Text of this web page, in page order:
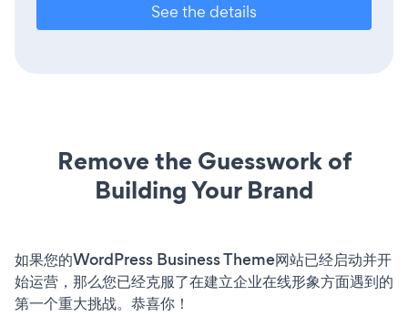
See the details
Remove the Guesswork of
Building Your Brand
如果您的WordPress Business Theme网站已经启动并开
始运营，那么您已经克服了在建立企业在线形象方面遇到的
第一个重大挑战。恭喜你！